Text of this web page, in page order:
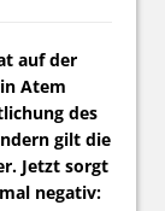
auf der
Atem
des
gilt die
Jetzt sorgt
negativ: